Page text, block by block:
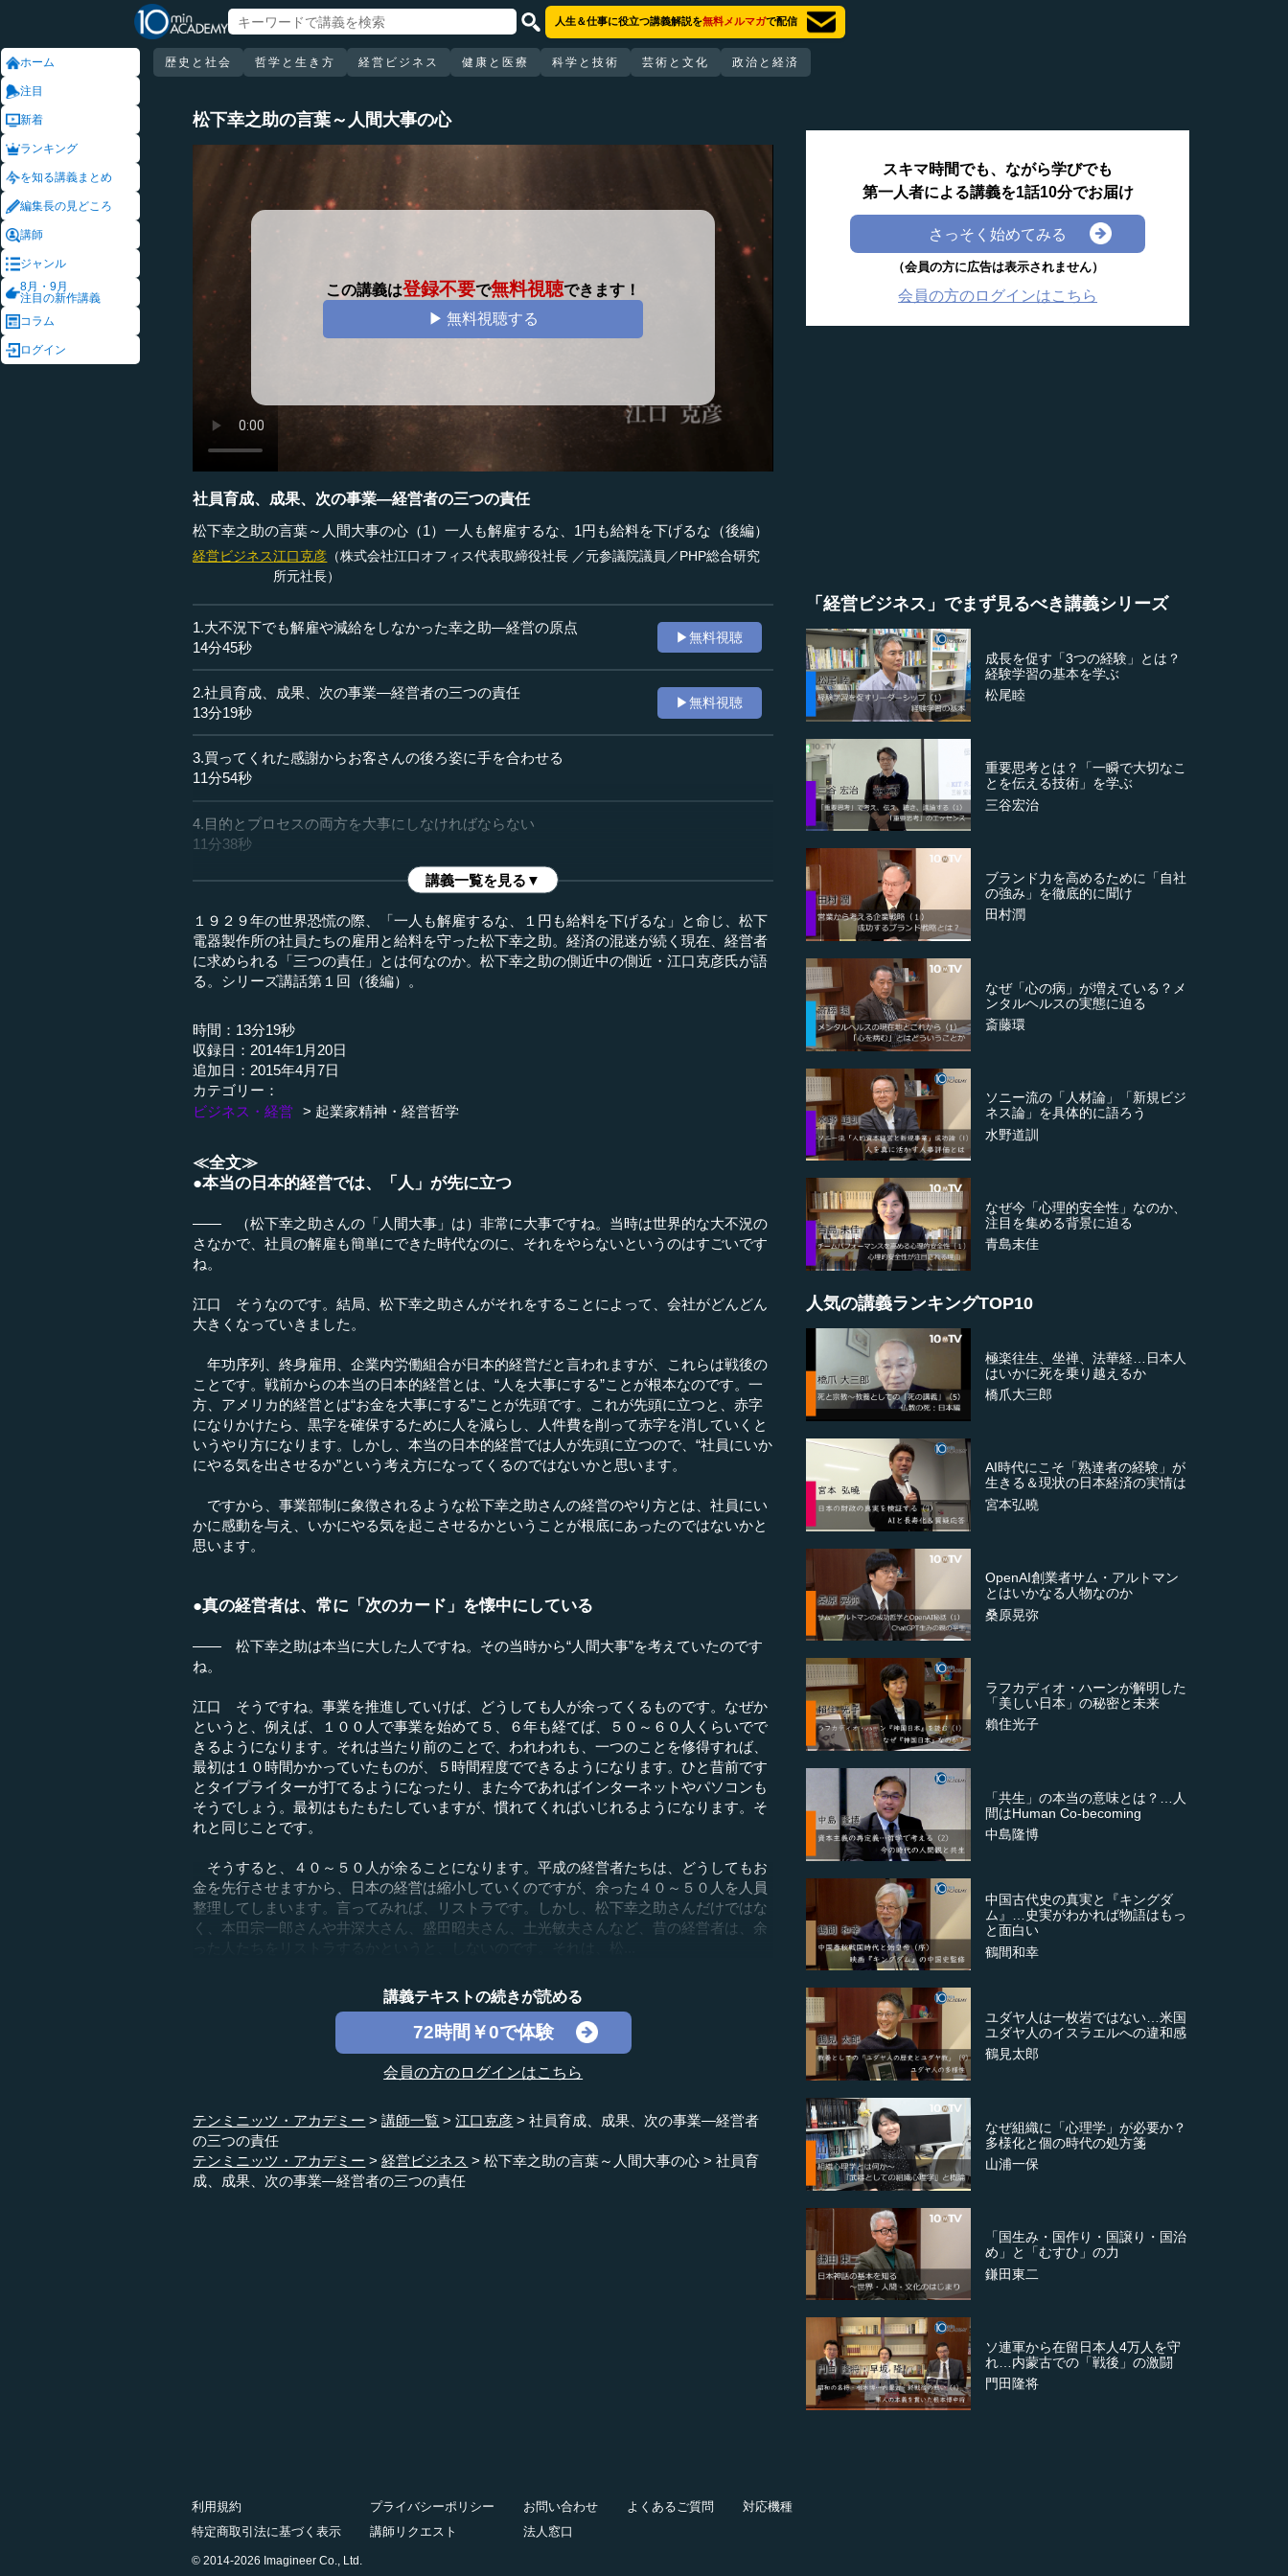
ホーム
注目
新着
ランキング
を知る講義まとめ
編集長の見どころ
講師
ジャンル
8月・9月
注目の新作講義
コラム
ログイン
人生＆仕事に役立つ講義解説を無料メルマガで配信
歴史と社会 哲学と生き方 経営ビジネス 健康と医療 科学と技術 芸術と文化 政治と経済
松下幸之助の言葉～人間大事の心
この講義は登録不要で無料視聴できます！
▶ 無料視聴する
社員育成、成果、次の事業―経営者の三つの責任
松下幸之助の言葉～人間大事の心（1）一人も解雇するな、1円も給料を下げるな（後編）
経営ビジネス江口克彦 （株式会社江口オフィス代表取締役社長 ／元参議院議員／PHP総合研究
所元社長）
1.大不況下でも解雇や減給をしなかった幸之助―経営の原点
14分45秒
▶無料視聴
2.社員育成、成果、次の事業―経営者の三つの責任
13分19秒
▶無料視聴
3.買ってくれた感謝からお客さんの後ろ姿に手を合わせる
11分54秒
4.目的とプロセスの両方を大事にしなければならない
11分38秒
講義一覧を見る▼
１９２９年の世界恐慌の際、「一人も解雇するな、１円も給料を下げるな」と命じ、松下
電器製作所の社員たちの雇用と給料を守った松下幸之助。経済の混迷が続く現在、経営者
に求められる「三つの責任」とは何なのか。松下幸之助の側近中の側近・江口克彦氏が語
る。シリーズ講話第１回（後編）。
時間：13分19秒
収録日：2014年1月20日
追加日：2015年4月7日
カテゴリー：
ビジネス・経営
起業家精神・経営哲学
≪全文≫
●本当の日本的経営では、「人」が先に立つ
―― （松下幸之助さんの「人間大事」は）非常に大事ですね。当時は世界的な大不況の
さなかで、社員の解雇も簡単にできた時代なのに、それをやらないというのはすごいです
ね。
江口 そうなのです。結局、松下幸之助さんがそれをすることによって、会社がどんどん
大きくなっていきました。
年功序列、終身雇用、企業内労働組合が日本的経営だと言われますが、これらは戦後の
ことです。戦前からの本当の日本的経営とは、“人を大事にする”ことが根本なのです。一
方、アメリカ的経営とは“お金を大事にする”ことが先頭です。これが先頭に立つと、赤字
になりかけたら、黒字を確保するために人を減らし、人件費を削って赤字を消していくと
いうやり方になります。しかし、本当の日本的経営では人が先頭に立つので、“社員にいか
にやる気を出させるか”という考え方になってくるのではないかと思います。
ですから、事業部制に象徴されるような松下幸之助さんの経営のやり方とは、社員にい
かに感動を与え、いかにやる気を起こさせるかということが根底にあったのではないかと
思います。
●真の経営者は、常に「次のカード」を懐中にしている
―― 松下幸之助は本当に大した人ですね。その当時から“人間大事”を考えていたのです
ね。
江口 そうですね。事業を推進していけば、どうしても人が余ってくるものです。なぜか
というと、例えば、１００人で事業を始めて５、６年も経てば、５０～６０人くらいでで
きるようになります。それは当たり前のことで、われわれも、一つのことを修得すれば、
最初は１０時間かかっていたものが、５時間程度でできるようになります。ひと昔前です
とタイプライターが打てるようになったり、また今であればインターネットやパソコンも
そうでしょう。最初はもたもたしていますが、慣れてくればいじれるようになります。そ
れと同じことです。
そうすると、４０～５０人が余ることになります。平成の経営者たちは、どうしてもお
金を先行させますから、日本の経営は縮小していくのですが、余った４０～５０人を人員
整理してしまいます。言ってみれば、リストラです。しかし、松下幸之助さんだけではな
く、本田宗一郎さんや井深大さん、盛田昭夫さん、土光敏夫さんなど、昔の経営者は、余
講義テキストの続きが読める
72時間￥0で体験
会員の方のログインはこちら
テンミニッツ・アカデミー 講師一覧 江口克彦
社員育成、成果、次の事業―経営者
の三つの責任
テンミニッツ・アカデミー
経営ビジネス 松下幸之助の言葉～人間大事の心
社員育
成、成果、次の事業―経営者の三つの責任
スキマ時間でも、ながら学びでも
第一人者による講義を1話10分でお届け
さっそく始めてみる
（会員の方に広告は表示されません）
会員の方のログインはこちら
「経営ビジネス」でまず見るべき講義シリーズ
成長を促す「3つの経験」とは？
経験学習の基本を学ぶ
松尾睦
重要思考とは？「一瞬で大切なこ
とを伝える技術」を学ぶ
三谷宏治
ブランド力を高めるために「自社
の強み」を徹底的に聞け
田村潤
なぜ「心の病」が増えている？メ
ンタルヘルスの実態に迫る
斎藤環
ソニー流の「人材論」「新規ビジ
ネス論」を具体的に語ろう
水野道訓
なぜ今「心理的安全性」なのか、
注目を集める背景に迫る
青島未佳
人気の講義ランキングTOP10
極楽往生、坐禅、法華経…日本人
はいかに死を乗り越えるか
橋爪大三郎
AI時代にこそ「熟達者の経験」が
生きる＆現状の日本経済の実情は
宮本弘曉
OpenAI創業者サム・アルトマン
とはいかなる人物なのか
桑原晃弥
ラフカディオ・ハーンが解明した
「美しい日本」の秘密と未来
賴住光子
「共生」の本当の意味とは？…人
間はHuman Co-becoming
中島隆博
中国古代史の真実と『キングダ
ム』…史実がわかれば物語はもっ
と面白い
鶴間和幸
ユダヤ人は一枚岩ではない…米国
ユダヤ人のイスラエルへの違和感
鶴見太郎
なぜ組織に「心理学」が必要か？
多様化と個の時代の処方箋
山浦一保
「国生み・国作り・国譲り・国治
め」と「むすひ」の力
鎌田東二
ソ連軍から在留日本人4万人を守
れ…内蒙古での「戦後」の激闘
門田隆将
利用規約 プライバシーポリシー お問い合わせ よくあるご質問
対応機種
特定商取引法に基づく表示
講師リクエスト 法人窓口
© 2014-2026 Imagineer Co., Ltd.